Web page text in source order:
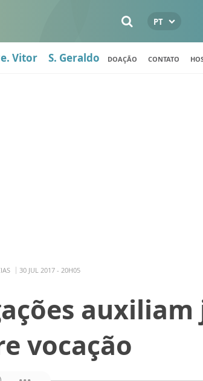
PT
Vitor S. Geraldo DOAÇÃO CONTATO
30 JUL 2017 - 20H05
auxiliam
vocação